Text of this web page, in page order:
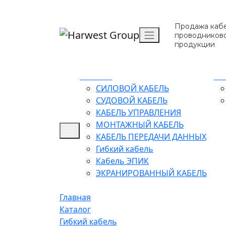
Продажа
продукции
СИЛОВОЙ КАБЕЛЬ
СУДОВОЙ КАБЕЛЬ
КАБЕЛЬ УПРАВЛЕНИЯ
МОНТАЖНЫЙ КАБЕЛЬ
КАБЕЛЬ ПЕРЕДАЧИ ДАННЫХ
Гибкий кабель
Кабель ЭПИК
ЭКРАНИРОВАННЫЙ КАБЕЛЬ
Главная
Каталог
Гибкий кабель